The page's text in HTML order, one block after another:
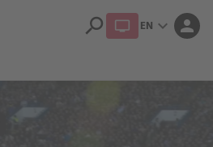
search EN expand_more person